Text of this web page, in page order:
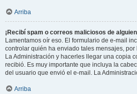
Arriba
¡Recibí spam o correos maliciosos de
Lamentamos oír eso. El formulario de e-mail
controlar quién ha enviado tales mensajes, por
La Administración y hacerles llegar una copia
recibió. Es muy importante que incluya la
del usuario que envió el e-mail. La
Arriba